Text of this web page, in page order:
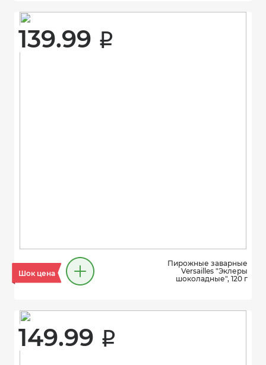
139.99 i
Шок цена
Пирожные заварные
Versailles "Эклеры
шоколадные", 120 г
149.99 i